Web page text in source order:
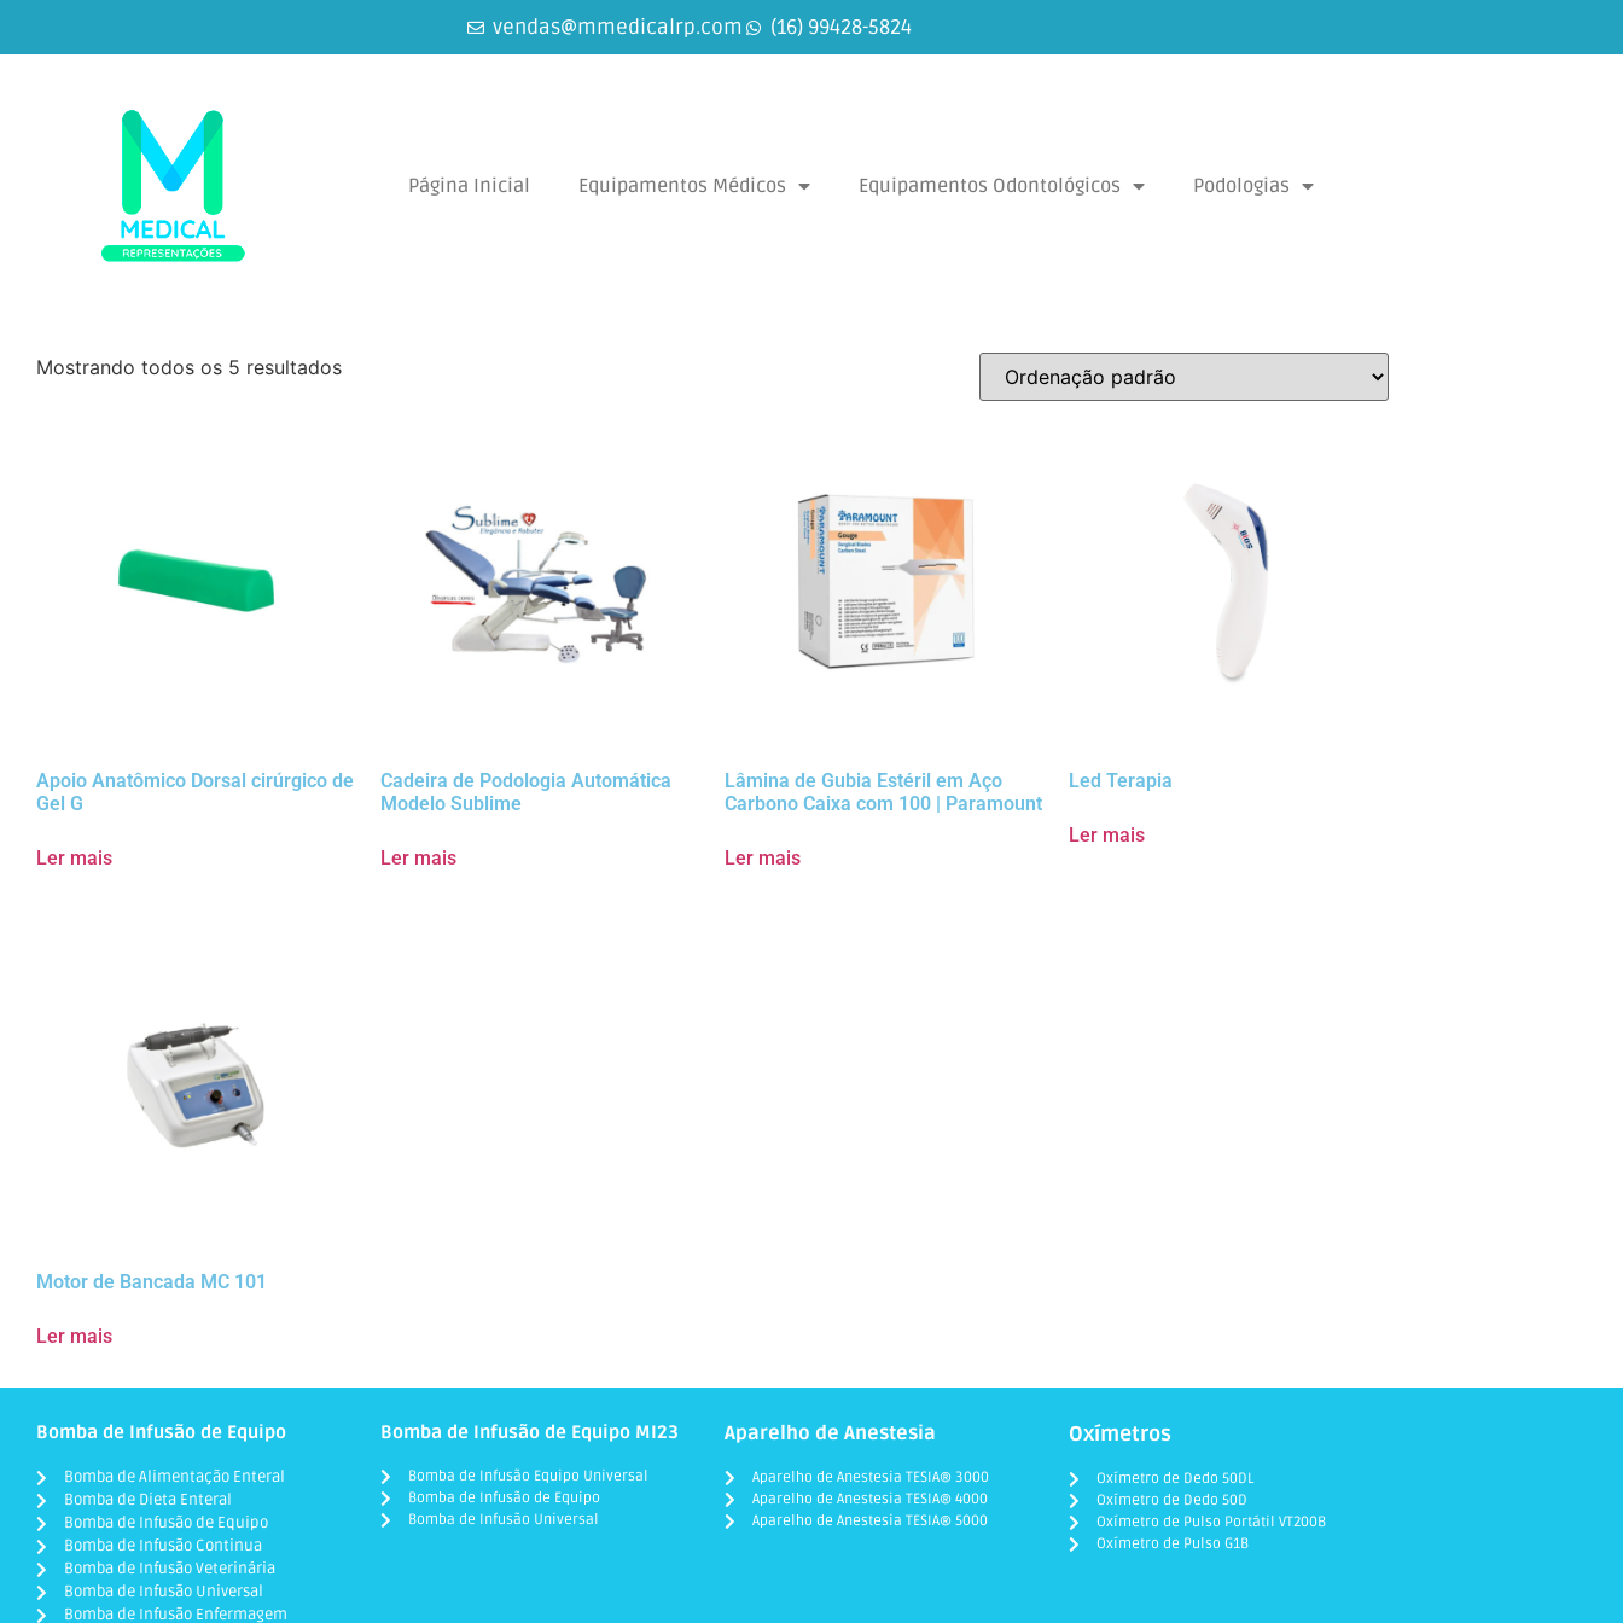
vendas@mmedicalrp.com (16) 99428-5824
Página Inicial Equipamentos Médicos Equipamentos Odontológicos Podologias
Mostrando todos os 5 resultados
Apoio Anatômico Dorsal cirúrgico de
Gel G
Ler mais
Cadeira de Podologia Automática
Modelo Sublime
Ler mais
Lâmina de Gubia Estéril em Aço
Carbono Caixa com 100 | Paramount
Ler mais
Led Terapia
Ler mais
Motor de Bancada MC 101
Ler mais
Bomba de Infusão de Equipo
Bomba de Alimentação Enteral
Bomba de Dieta Enteral
Bomba de Infusão de Equipo
Bomba de Infusão Continua
Bomba de Infusão Veterinária
Bomba de Infusão Universal
Bomba de Infusão Enfermagem
Bomba de Infusão de Equipo MI23
Bomba de Infusão Equipo Universal
Bomba de Infusão de Equipo
Bomba de Infusão Universal
Aparelho de Anestesia
Aparelho de Anestesia TESIA® 3000
Aparelho de Anestesia TESIA® 4000
Aparelho de Anestesia TESIA® 5000
Oxímetros
Oxímetro de Dedo 50DL
Oxímetro de Dedo 50D
Oxímetro de Pulso Portátil VT200B
Oxímetro de Pulso G1B